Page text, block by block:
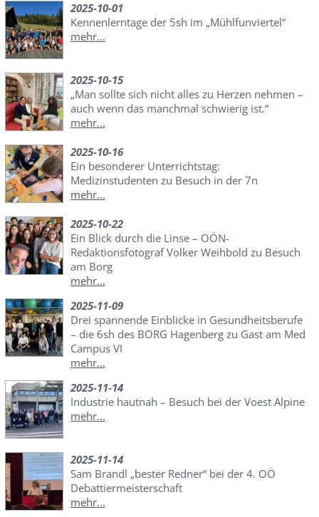
2025-10-01
Kennenlerntage der 5sh im „Mühlfunviertel“
mehr...
2025-10-15
„Man sollte sich nicht alles zu Herzen nehmen –
auch wenn das manchmal schwierig ist.“
mehr...
2025-10-16
Ein besonderer Unterrichtstag:
Medizinstudenten zu Besuch in der 7n
mehr...
2025-10-22
Ein Blick durch die Linse – OÖN-
Redaktionsfotograf Volker Weihbold zu Besuch
am Borg
mehr...
2025-11-09
Drei spannende Einblicke in Gesundheitsberufe
– die 6sh des BORG Hagenberg zu Gast am Med
Campus VI
mehr...
2025-11-14
Industrie hautnah – Besuch bei der Voest Alpine
mehr...
2025-11-14
Sam Brandl „bester Redner“ bei der 4. OÖ
Debattiermeisterschaft
mehr...